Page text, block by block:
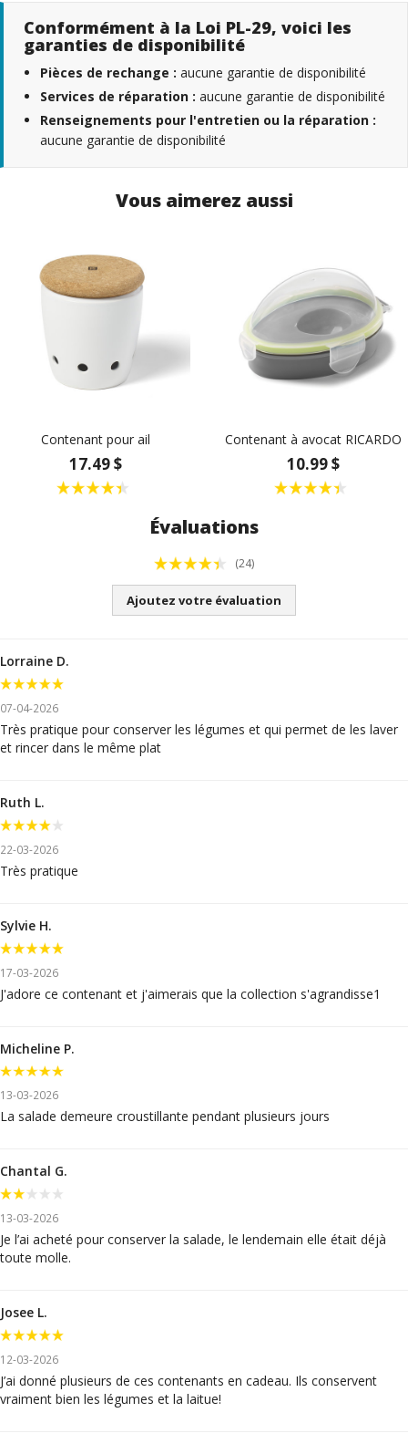
Conformément à la Loi PL-29, voici les
garanties de disponibilité
Pièces de rechange : aucune garantie de disponibilité
Services de réparation : aucune garantie de disponibilité
Renseignements pour l'entretien ou la réparation :
aucune garantie de disponibilité
Vous aimerez aussi
Contenant pour ail
17.49 $
Contenant à avocat RICARDO
10.99 $
Évaluations
(24)
Ajoutez votre évaluation
Lorraine D.
07-04-2026
Très pratique pour conserver les légumes et qui permet de les laver
et rincer dans le même plat
Ruth L.
22-03-2026
Très pratique
Sylvie H.
17-03-2026
J'adore ce contenant et j'aimerais que la collection s'agrandisse1
Micheline P.
13-03-2026
La salade demeure croustillante pendant plusieurs jours
Chantal G.
13-03-2026
Je l’ai acheté pour conserver la salade, le lendemain elle était déjà
toute molle.
Josee L.
12-03-2026
J’ai donné plusieurs de ces contenants en cadeau. Ils conservent
vraiment bien les légumes et la laitue!